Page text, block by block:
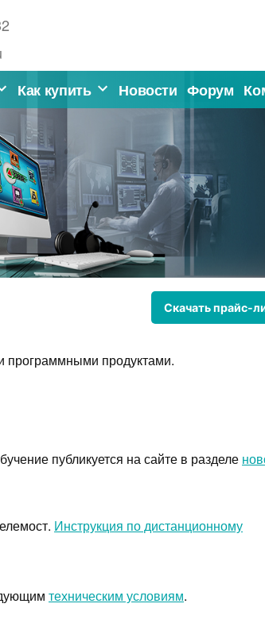
Как купить Новости Форум
программными продуктами.
публикуется на сайте в разделе
Инструкция по дистанционному
техническим условиям.